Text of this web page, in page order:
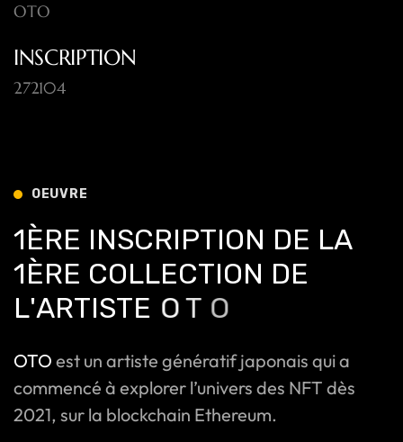
OTO
INSCRIPTION
272104
OEUVRE
1ÈRE INSCRIPTION DE LA
1ÈRE COLLECTION DE
L'ARTISTE OTO
OTO est un artiste génératif japonais qui a
commencé à explorer l’univers des NFT dès
2021, sur la blockchain Ethereum.